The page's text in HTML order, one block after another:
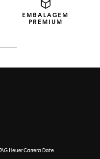
EMBALAGEM
PREMIUM
TAG Heuer Carrera Date